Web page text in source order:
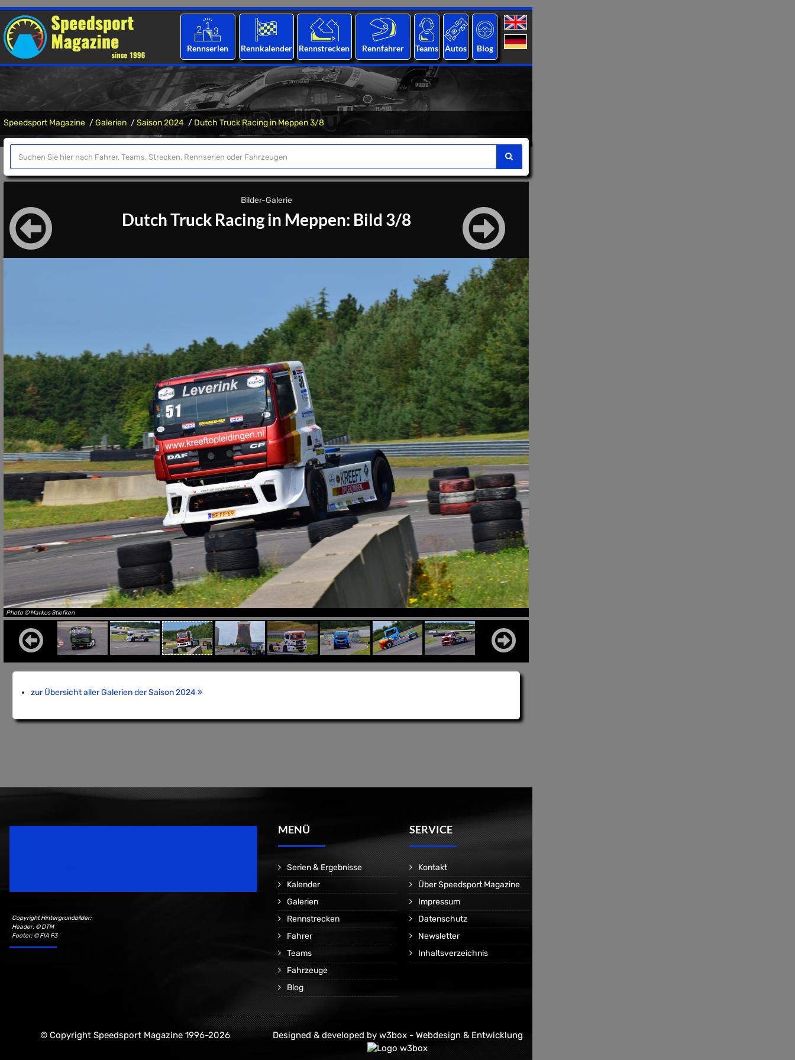
Rennserien Rennkalender Rennstrecken Rennfahrer Teams Autos Blog
Speedsport Magazine Galerien Saison 2024 Dutch Truck Racing in Meppen 3/8
Bilder-Galerie
Dutch Truck Racing in Meppen: Bild 3/8
Photo © Markus Stiefken
zur Übersicht aller Galerien der Saison 2024
Copyright Hintergrundbilder:
Header: © DTM
Footer: © FIA F3
MENÜ
Serien & Ergebnisse
Kalender
Galerien
Rennstrecken
Fahrer
Teams
Fahrzeuge
Blog
SERVICE
Kontakt
Über Speedsport Magazine
Impressum
Datenschutz
Newsletter
Inhaltsverzeichnis
© Copyright Speedsport Magazine 1996-2026 Designed & developed by w3box - Webdesign & Entwicklung